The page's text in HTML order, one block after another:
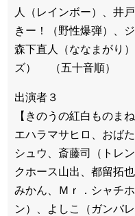
人（レインボー）、井
きー！（野性爆弾）、
森下直人（ななまがり
ズ） （五十音順）
出演者３
【きのうの紅白ものま
エハラマサヒロ、おば
シュウ、斎藤司（トレ
クホース山出、都留拓
みかん、Ｍｒ．シャチ
ン）、よしこ（ガンバ